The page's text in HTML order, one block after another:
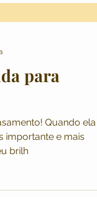
para
Quando ela
importante e mais
brilh